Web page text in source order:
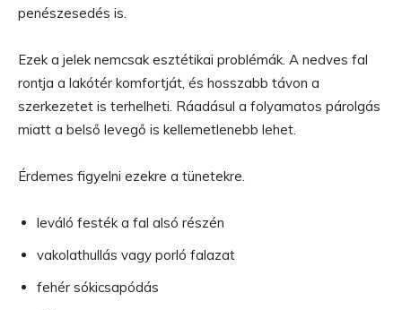
penészesedés is.
Ezek a jelek nemcsak esztétikai problémák. A nedves fal
rontja a lakótér komfortját, és hosszabb távon a
szerkezetet is terhelheti. Ráadásul a folyamatos párolgás
miatt a belső levegő is kellemetlenebb lehet.
Érdemes figyelni ezekre a tünetekre.
leváló festék a fal alsó részén
vakolathullás vagy porló falazat
fehér sókicsapódás